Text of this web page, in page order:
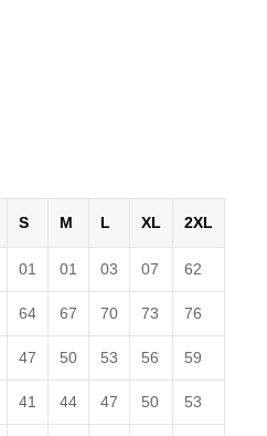
S M L XL 2XL
01 01 03 07 62
64 67 70 73 76
47 50 53 56 59
41 44 47 50 53